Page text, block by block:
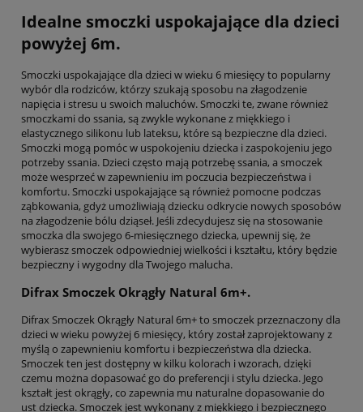
Idealne smoczki uspokajające dla dzieci
powyżej 6m.
Smoczki uspokajające dla dzieci w wieku 6 miesięcy to popularny
wybór dla rodziców, którzy szukają sposobu na złagodzenie
napięcia i stresu u swoich maluchów. Smoczki te, zwane również
smoczkami do ssania, są zwykle wykonane z miękkiego i
elastycznego silikonu lub lateksu, które są bezpieczne dla dzieci.
Smoczki mogą pomóc w uspokojeniu dziecka i zaspokojeniu jego
potrzeby ssania. Dzieci często mają potrzebę ssania, a smoczek
może wesprzeć w zapewnieniu im poczucia bezpieczeństwa i
komfortu. Smoczki uspokajające są również pomocne podczas
ząbkowania, gdyż umożliwiają dziecku odkrycie nowych sposobów
na złagodzenie bólu dziąseł. Jeśli zdecydujesz się na stosowanie
smoczka dla swojego 6-miesięcznego dziecka, upewnij się, że
wybierasz smoczek odpowiedniej wielkości i kształtu, który będzie
bezpieczny i wygodny dla Twojego malucha.
Difrax Smoczek Okrągły Natural 6m+.
Difrax Smoczek Okrągły Natural 6m+ to smoczek przeznaczony dla
dzieci w wieku powyżej 6 miesięcy, który został zaprojektowany z
myślą o zapewnieniu komfortu i bezpieczeństwa dla dziecka.
Smoczek ten jest dostępny w kilku kolorach i wzorach, dzięki
czemu można dopasować go do preferencji i stylu dziecka. Jego
kształt jest okrągły, co zapewnia mu naturalne dopasowanie do
ust dziecka. Smoczek jest wykonany z miękkiego i bezpiecznego